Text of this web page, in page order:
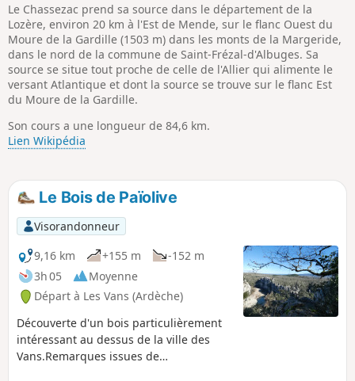
Le Chassezac prend sa source dans le département de la
Lozère, environ 20 km à l'Est de Mende, sur le flanc Ouest du
Moure de la Gardille (1503 m) dans les monts de la Margeride,
dans le nord de la commune de Saint-Frézal-d'Albuges. Sa
source se situe tout proche de celle de l'Allier qui alimente le
versant Atlantique et dont la source se trouve sur le flanc Est
du Moure de la Gardille.
Son cours a une longueur de 84,6 km.
Lien Wikipédia
Le Bois de Païolive
Visorandonneur
9,16 km
+155 m
-152 m
3h 05
Moyenne
Départ à Les Vans (Ardèche)
Découverte d'un bois particulièrement
intéressant au dessus de la ville des
Vans.Remarques issues de